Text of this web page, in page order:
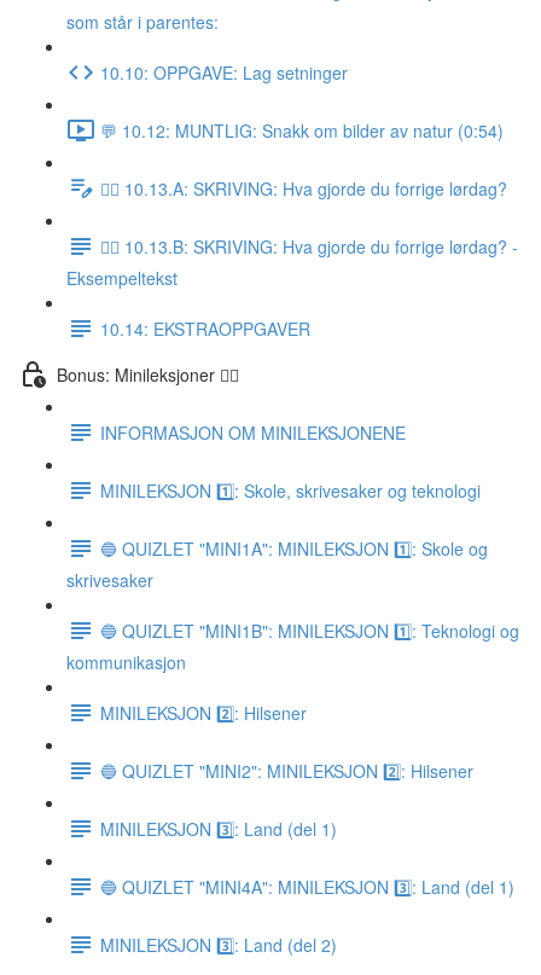
som står i parentes:
10.10: OPPGAVE: Lag setninger
💬 10.12: MUNTLIG: Snakk om bilder av natur (0:54)
✍🏼 10.13.A: SKRIVING: Hva gjorde du forrige lørdag?
✍🏼 10.13.B: SKRIVING: Hva gjorde du forrige lørdag? -
Eksempeltekst
10.14: EKSTRAOPPGAVER
Bonus: Minileksjoner 👌🏻
INFORMASJON OM MINILEKSJONENE
MINILEKSJON 1️⃣: Skole, skrivesaker og teknologi
🔵 QUIZLET "MINI1A": MINILEKSJON 1️⃣: Skole og
skrivesaker
🔵 QUIZLET "MINI1B": MINILEKSJON 1️⃣: Teknologi og
kommunikasjon
MINILEKSJON 2️⃣: Hilsener
🔵 QUIZLET "MINI2": MINILEKSJON 2️⃣: Hilsener
MINILEKSJON 3️⃣: Land (del 1)
🔵 QUIZLET "MINI4A": MINILEKSJON 3️⃣: Land (del 1)
MINILEKSJON 3️⃣: Land (del 2)